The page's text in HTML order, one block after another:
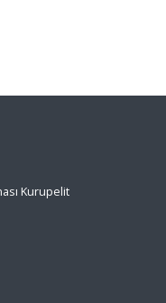
Kurupelit